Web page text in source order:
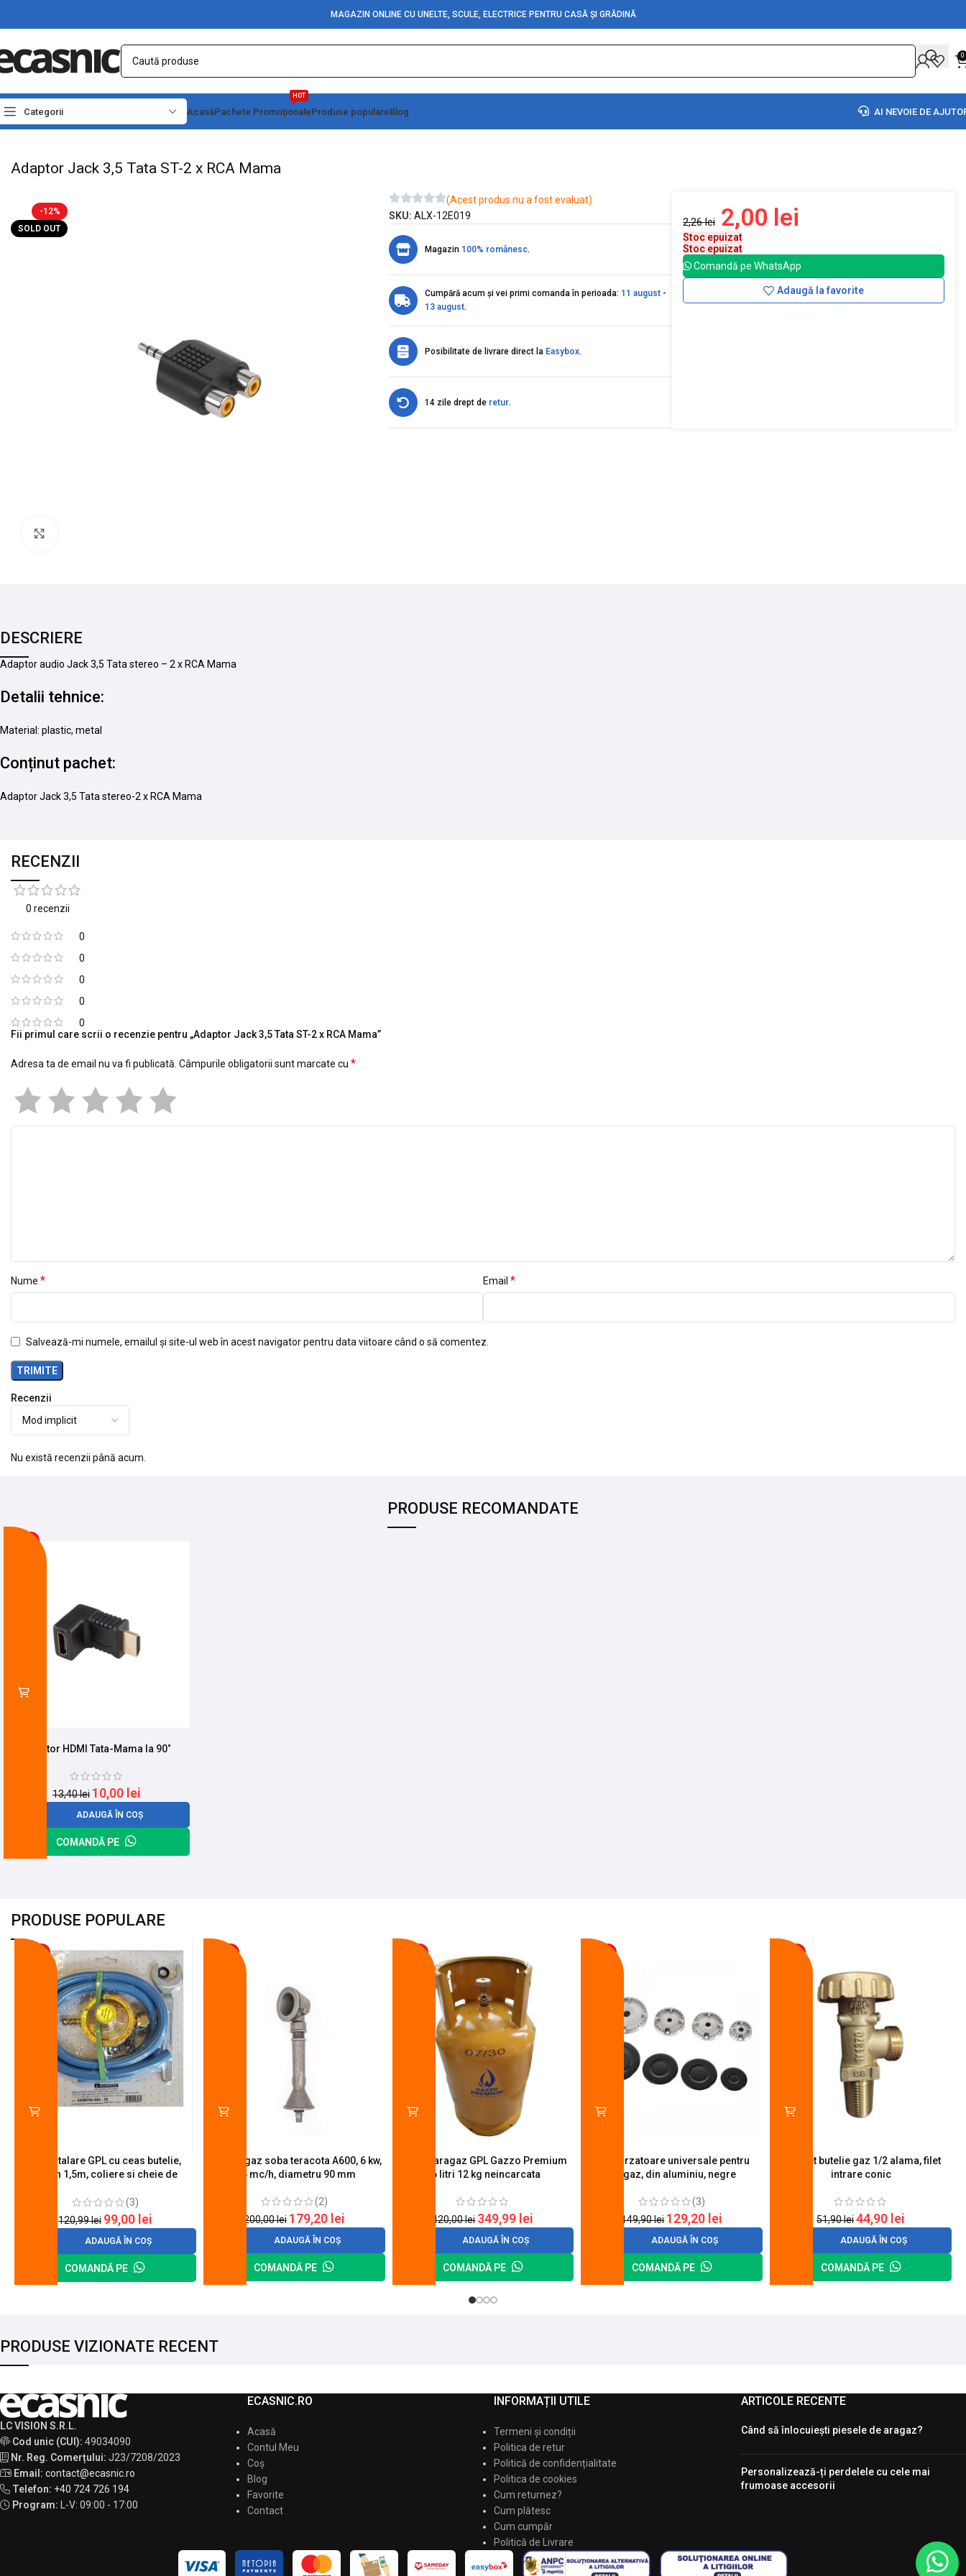
MAGAZIN ONLINE CU UNELTE, SCULE, ELECTRICE PENTRU CASĂ ȘI GRĂDINĂ
0
Categorii AcasăPachete Promoționale
HOT
Produse populareBlog AI NEVOIE DE
Prima pagină Electrice Adaptori Conectori & Mufe
Adaptor Jack 3,5 Tata ST-2 x RCA Mama
-12%
SOLD OUT
(Acest produs nu a fost evaluat)
SKU: ALX-12E019
Magazin 100% românesc.
Cumpără acum și vei primi comanda în perioada: 11 august-
13 august.
Posibilitate de livrare direct la Easybox.
14 zile drept de retur.
2,26lei 2,00 lei
Stoc epuizat
Stoc epuizat
Comandă pe WhatsApp
Adaugă la favorite
DESCRIERE
Adaptor audio Jack 3,5 Tata stereo – 2 x RCA Mama
Detalii tehnice:
Material: plastic, metal
Conținut pachet:
Adaptor Jack 3,5 Tata stereo-2 x RCA Mama
RECENZII
0 recenzii
0
0
0
0
0
Recenzii
Nu există recenzii până acum.
Fii primul care scrii o recenzie pentru „Adaptor Jack 3,5 Tata ST-2 x RCA Mama”
Adresa ta de email nu va fi publicată. Câmpurile obligatorii sunt marcate cu *
Nume * Email *
Salvează-mi numele, emailul și site-ul web în acest navigator pentru data viitoare când o să comentez.
PRODUSE RECOMANDATE
Adaptor HDMI Tata-Mama la 90˚
13,40lei 10,00 lei
ADAUGĂ ÎN COȘ
COMANDĂ PE
PRODUSE POPULARE
Kit instalare GPL cu ceas butelie,
furtun 1,5m, coliere si cheie de
(3)
120,99lei 99,00 lei
ADAUGĂ ÎN COȘ
COMANDĂ PE
Arzator gaz soba teracota A600, 6 kw,
0.6 mc/h, diametru 90 mm
(2)
200,00lei 179,20 lei
ADAUGĂ ÎN COȘ
COMANDĂ PE
Butelie aragaz GPL Gazzo Premium
26 litri 12 kg neincarcata
420,00lei 349,99 lei
ADAUGĂ ÎN COȘ
COMANDĂ PE
Set 4 arzatoare universale pentru
aragaz, din aluminiu, negre
(3)
149,90lei 129,20 lei
ADAUGĂ ÎN COȘ
COMANDĂ PE
Robinet butelie gaz 1/2 alama, filet
intrare conic
51,90lei44,90 lei
ADAUGĂ ÎN COȘ
COMANDĂ PE
PRODUSE VIZIONATE RECENT
LC VISION S.R.L.
Cod unic (CUI): 49034090
Nr. Reg. Comerțului: J23/7208/2023
Email: contact@ecasnic.ro
Telefon: +40 724 726 194
Program:
L-V: 09:00 - 17:00
ECASNIC.RO
Acasă
Contul Meu
Coș
Blog
Favorite
Contact
INFORMAȚII UTILE
Termeni și condiții
Politica de retur
Politică de confidențialitate
Politica de cookies
Cum returnez?
Cum plătesc
Cum cumpăr
Politică de Livrare
ARTICOLE RECENTE
Când să înlocuiești piesele de aragaz?
Personalizează-ți perdelele cu cele mai
frumoase accesorii